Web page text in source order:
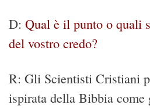
D: Qual è il punto o quali
del vostro credo?
R: Gli Scientisti Cristiani
ispirata della Bibbia come